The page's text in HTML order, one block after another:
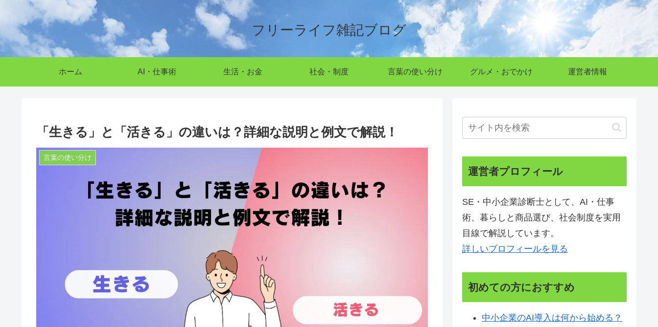
フリーライフ雑記ブログ
ホーム AI・仕事術 生活・お金 社会・制度 言葉の使い分け グルメ・おでかけ 運営者情報
「生きる」と「活きる」の違いは？詳細な説明と例文で解説！
言葉の使い分け
運営者プロフィール
SE・中小企業診断士として、AI・仕事
術、暮らしと商品選び、社会制度を実用
目線で解説しています。
詳しいプロフィールを見る
初めての方におすすめ
中小企業のAI導入は何から始める？